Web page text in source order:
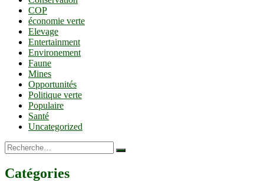
COP
économie verte
Elevage
Entertainment
Environement
Faune
Mines
Opportunités
Politique verte
Populaire
Santé
Uncategorized
Recherche…
Catégories